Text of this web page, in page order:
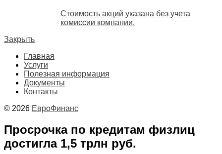
Стоимость акций указана без учета
комиссии компании.
Закрыть
Главная
Услуги
Полезная информация
Документы
Контакты
© 2026 ЕвроФинанс
Просрочка по кредитам физлиц
достигла 1,5 трлн руб.